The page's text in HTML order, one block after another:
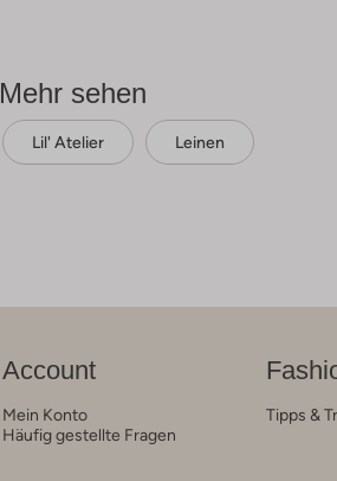
Mehr sehen
Lil' Atelier Leinen
Account
Mein Konto
Häufig gestellte Fragen
Tipps &